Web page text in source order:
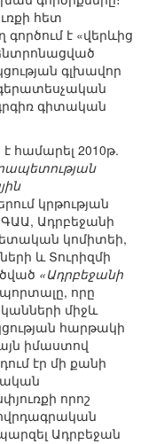
հետ
գործում է «վերևից
գլխավոր
գիտական
համարել 2010թ.
կրթության
Ադրբեջանի
կոմիտեի,
և Տուրիզմի
«Ադրբեջանի
պորտալը, որը
միջև
հարթակի
իմաստով
էր մի քանի
որոշ
Ադրբեջան